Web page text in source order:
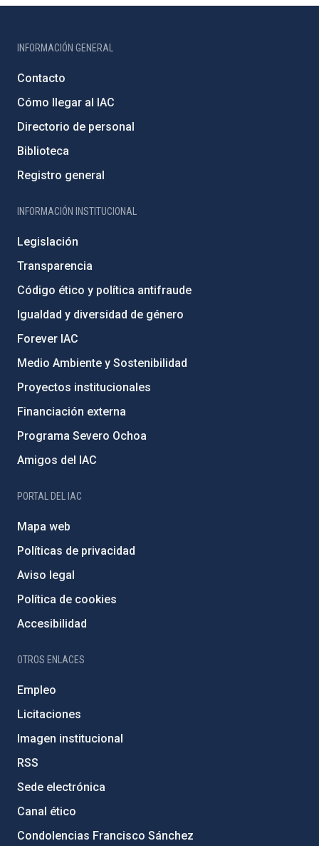
INFORMACIÓN GENERAL
Contacto
Cómo llegar al IAC
Directorio de personal
Biblioteca
Registro general
INFORMACIÓN INSTITUCIONAL
Legislación
Transparencia
Código ético y política antifraude
Igualdad y diversidad de género
Forever IAC
Medio Ambiente y Sostenibilidad
Proyectos institucionales
Financiación externa
Programa Severo Ochoa
Amigos del IAC
PORTAL DEL IAC
Mapa web
Políticas de privacidad
Aviso legal
Política de cookies
Accesibilidad
OTROS ENLACES
Empleo
Licitaciones
Imagen institucional
RSS
Sede electrónica
Canal ético
Condolencias Francisco Sánchez